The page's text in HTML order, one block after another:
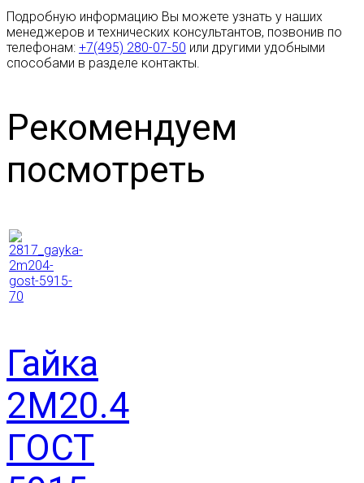
Подробную информацию Вы можете узнать у наших
менеджеров и технических консультантов, позвонив по
телефонам: +7(495) 280-07-50 или другими удобными
способами в разделе контакты.
Рекомендуем
посмотреть
Гайка
2М20.4
ГОСТ